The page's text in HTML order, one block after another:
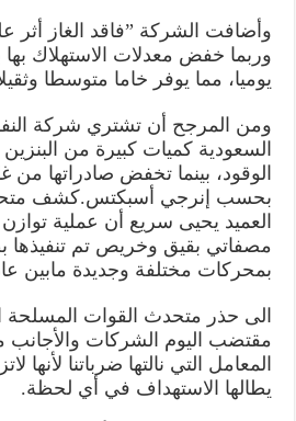
وأضافت الشركة ”فاقد الغاز أثر
وربما خفض معدلات الاستهلاك بها
يوميا، مما يوفر خاما متوسطا
ومن المرجح أن تشتري شركة
السعودية كميات كبيرة من
الوقود، بينما تخفض صادراتها من
بحسب إنرجي أسبكتس.كشف
العميد يحيى سريع أن عملية توازن
مصفاتي بقيق وخريص تم تنفيذها
بمحركات مختلفة وجديدة مابين
الى حذر متحدث القوات المسلحة
مقتضب اليوم الشركات والأجانب
المعامل التي نالتها ضرباتنا لأنها
يطالها الاستهداف في أي لحظة.